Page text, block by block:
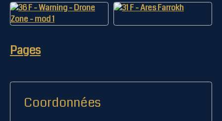
Pages
Coordonnées